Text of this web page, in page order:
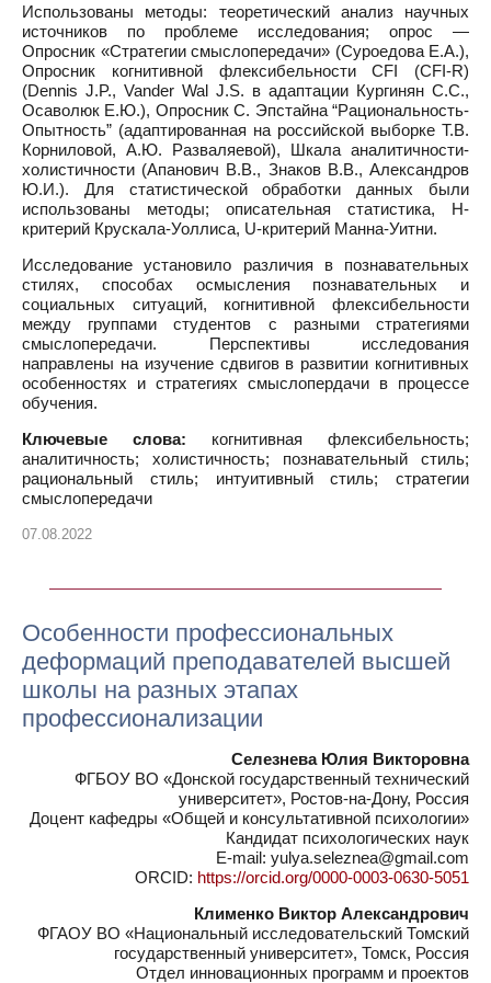
Использованы методы: теоретический анализ научных
источников по проблеме исследования; опрос —
Опросник «Стратегии смыслопередачи» (Суроедова Е.А.),
Опросник когнитивной флексибельности CFI (CFI-R)
(Dennis J.P., Vander Wal J.S. в адаптации Кургинян С.С.,
Осаволюк Е.Ю.), Опросник С. Эпстайна “Рациональность-
Опытность” (адаптированная на российской выборке Т.В.
Корниловой, А.Ю. Разваляевой), Шкала аналитичности-
холистичности (Апанович В.В., Знаков В.В., Александров
Ю.И.). Для статистической обработки данных были
использованы методы; описательная статистика, Н-
критерий Крускала-Уоллиса, U-критерий Манна-Уитни.
Исследование установило различия в познавательных
стилях, способах осмысления познавательных и
социальных ситуаций, когнитивной флексибельности
между группами студентов с разными стратегиями
смыслопередачи. Перспективы исследования
направлены на изучение сдвигов в развитии когнитивных
особенностях и стратегиях смыслопердачи в процессе
обучения.
Ключевые слова: когнитивная флексибельность;
аналитичность; холистичность; познавательный стиль;
рациональный стиль; интуитивный стиль; стратегии
смыслопередачи
07.08.2022
Особенности профессиональных
деформаций преподавателей высшей
школы на разных этапах
профессионализации
Селезнева Юлия Викторовна
ФГБОУ ВО «Донской государственный технический
университет», Ростов-на-Дону, Россия
Доцент кафедры «Общей и консультативной психологии»
Кандидат психологических наук
E-mail: yulya.seleznea@gmail.com
ORCID: https://orcid.org/0000-0003-0630-5051
Клименко Виктор Александрович
ФГАОУ ВО «Национальный исследовательский Томский
государственный университет», Томск, Россия
Отдел инновационных программ и проектов